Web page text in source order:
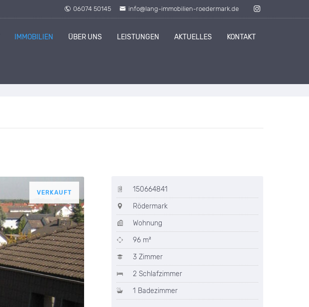
06074 50145 info@lang-immobilien-roedermark.de
IMMOBILIEN ÜBER UNS LEISTUNGEN AKTUELLES KONTAKT
VERKAUFT
150664841
Rödermark
Wohnung
96 m²
3 Zimmer
2 Schlafzimmer
1 Badezimmer